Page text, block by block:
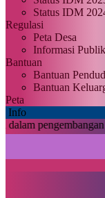
Status IDM
Regulasi
Peta Desa
Informasi Publik
Bantuan
Bantuan
Bantuan
Peta
Info
oleh